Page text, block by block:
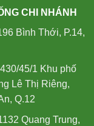
CHI NHÁNH
Bình Thới, P.14,
45/1 Khu phố
Lê Thị Riêng,
Q.12
Quang Trung,